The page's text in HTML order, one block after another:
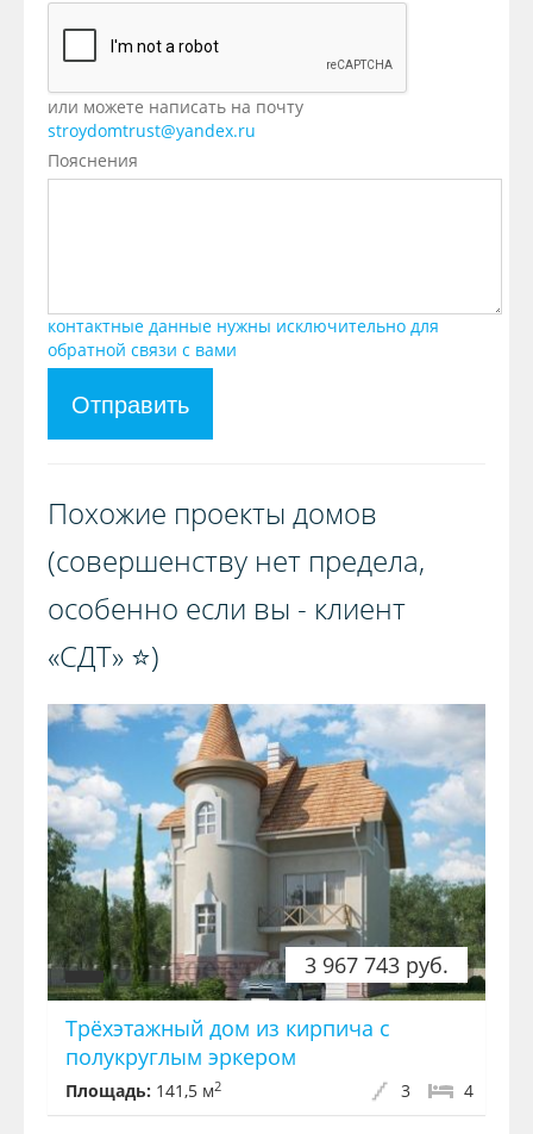
или можете написать на почту
stroydomtrust@yandex.ru
Пояснения
контактные данные нужны исключительно для
обратной связи с вами
Отправить
Похожие проекты домов
(совершенству нет предела,
особенно если вы - клиент
«СДТ» ⭐️)️
3 967 743 руб.
Трёхэтажный дом из кирпича с
полукруглым эркером
Площадь: 141,5 м2 4
3